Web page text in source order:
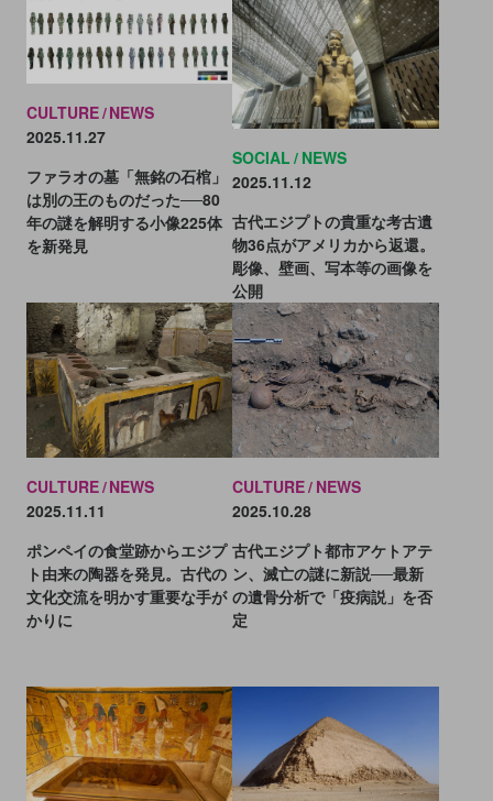
CULTURE NEWS
2025.11.27
ファラオの墓「無銘の石棺」
は別の王のものだった──80
年の謎を解明する小像225体
を新発見
SOCIAL NEWS
2025.11.12
古代エジプトの貴重な考古遺
物36点がアメリカから返還。
彫像、壁画、写本等の画像を
公開
CULTURE NEWS
2025.11.11
ポンペイの食堂跡からエジプ
ト由来の陶器を発見。古代の
文化交流を明かす重要な手が
かりに
CULTURE NEWS
2025.10.28
古代エジプト都市アケトアテ
ン、滅亡の謎に新説──最新
の遺骨分析で「疫病説」を否
定